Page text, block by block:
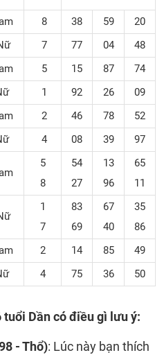
8 38 59
20
7 77 04 48
5 15 87
74
1 92 26 09
2 46 78
52
4 08 39 97
5
8
54
27
13
96
65
11
1
7
83
69
67
40
35
86
2 14 85
49
4 75 36 50
Dần có điều gì lưu ý:
- Thổ): Lúc này bạn thích